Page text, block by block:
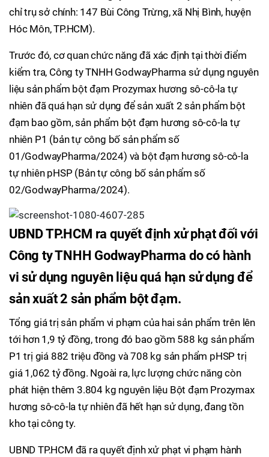
chỉ trụ sở chính: 147 Bùi Công Trừng, xã Nhị Bình, huyện
Hóc Môn, TP.HCM).
Trước đó, cơ quan chức năng đã xác định tại thời điểm
kiểm tra, Công ty TNHH GodwayPharma sử dụng nguyên
liệu sản phẩm bột đạm Prozymax hương sô-cô-la tự
nhiên đã quá hạn sử dụng để sản xuất 2 sản phẩm bột
đạm bao gồm, sản phẩm bột đạm hương sô-cô-la tự
nhiên P1 (bản tự công bố sản phẩm số
01/GodwayPharma/2024) và bột đạm hương sô-cô-la
tự nhiên pHSP (Bản tự công bố sản phẩm số
02/GodwayPharma/2024).
UBND TP.HCM ra quyết định xử phạt đối với
Công ty TNHH GodwayPharma do có hành
vi sử dụng nguyên liệu quá hạn sử dụng để
sản xuất 2 sản phẩm bột đạm.
Tổng giá trị sản phẩm vi phạm của hai sản phẩm trên lên
tới hơn 1,9 tỷ đồng, trong đó bao gồm 588 kg sản phẩm
P1 trị giá 882 triệu đồng và 708 kg sản phẩm pHSP trị
giá 1,062 tỷ đồng. Ngoài ra, lực lượng chức năng còn
phát hiện thêm 3.804 kg nguyên liệu Bột đạm Prozymax
hương sô-cô-la tự nhiên đã hết hạn sử dụng, đang tồn
kho tại công ty.
UBND TP.HCM đã ra quyết định xử phạt vi phạm hành